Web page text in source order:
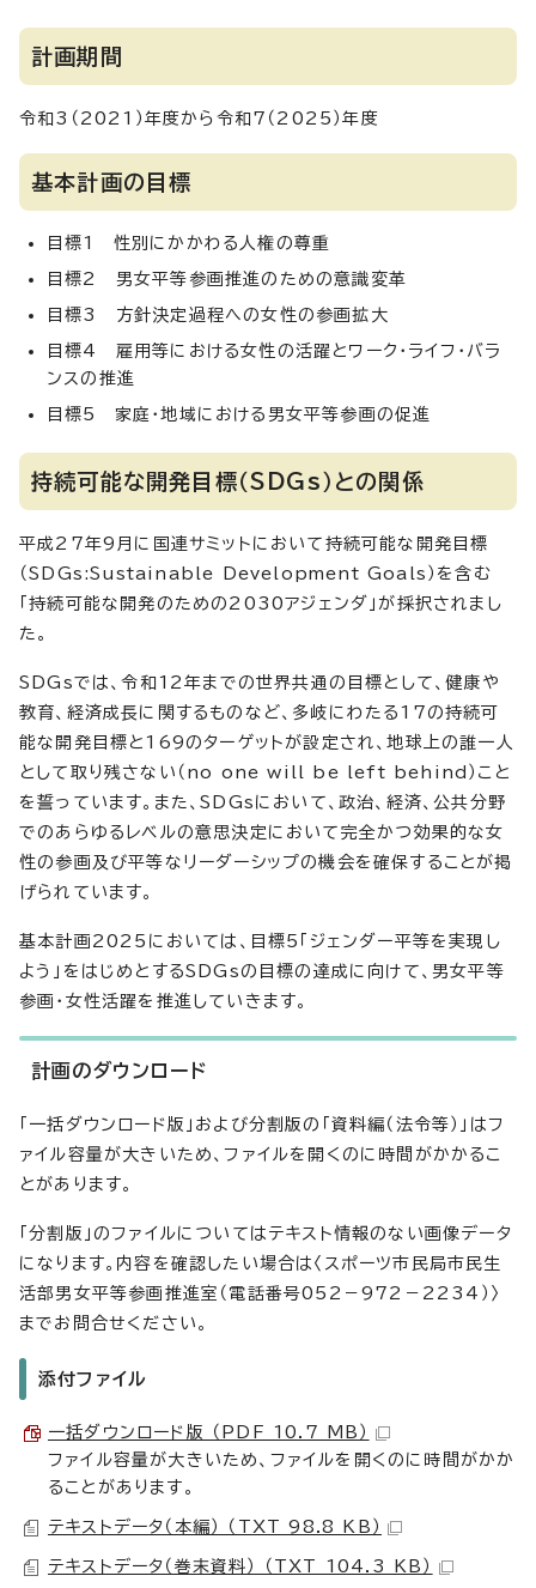
計画期間
令和3（2021）年度から令和7（2025）年度
基本計画の目標
目標1 性別にかかわる人権の尊重
目標2 男女平等参画推進のための意識変革
目標3 方針決定過程への女性の参画拡大
目標4 雇用等における女性の活躍とワーク・ライフ・バラ
ンスの推進
目標5 家庭・地域における男女平等参画の促進
持続可能な開発目標（SDGs）との関係
平成27年9月に国連サミットにおいて持続可能な開発目標
（SDGs:Sustainable Development Goals）を含む
「持続可能な開発のための2030アジェンダ」が採択されまし
た。
SDGsでは、令和12年までの世界共通の目標として、健康や
教育、経済成長に関するものなど、多岐にわたる17の持続可
能な開発目標と169のターゲットが設定され、地球上の誰一人
として取り残さない（no one will be left behind）こと
を誓っています。また、SDGsにおいて、政治、経済、公共分野
でのあらゆるレベルの意思決定において完全かつ効果的な女
性の参画及び平等なリーダーシップの機会を確保することが掲
げられています。
基本計画2025においては、目標5「ジェンダー平等を実現し
よう」をはじめとするSDGsの目標の達成に向けて、男女平等
参画・女性活躍を推進していきます。
計画のダウンロード
「一括ダウンロード版」および分割版の「資料編（法令等）」はフ
ァイル容量が大きいため、ファイルを開くのに時間がかかるこ
とがあります。
「分割版」のファイルについてはテキスト情報のない画像データ
になります。内容を確認したい場合は〈スポーツ市民局市民生
活部男女平等参画推進室（電話番号052－972－2234）〉
までお問合せください。
添付ファイル
一括ダウンロード版 （PDF 10.7 MB）
ファイル容量が大きいため、ファイルを開くのに時間がかか
ることがあります。
テキストデータ（本編） （TXT 98.8 KB）
テキストデータ（巻末資料） （TXT 104.3 KB）